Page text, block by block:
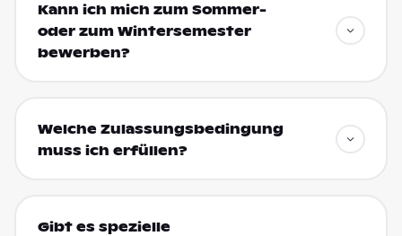
Kann ich mich zum Sommer-
oder zum Wintersemester
bewerben?
Welche Zulassungsbedingung
muss ich erfüllen?
Gibt es spezielle